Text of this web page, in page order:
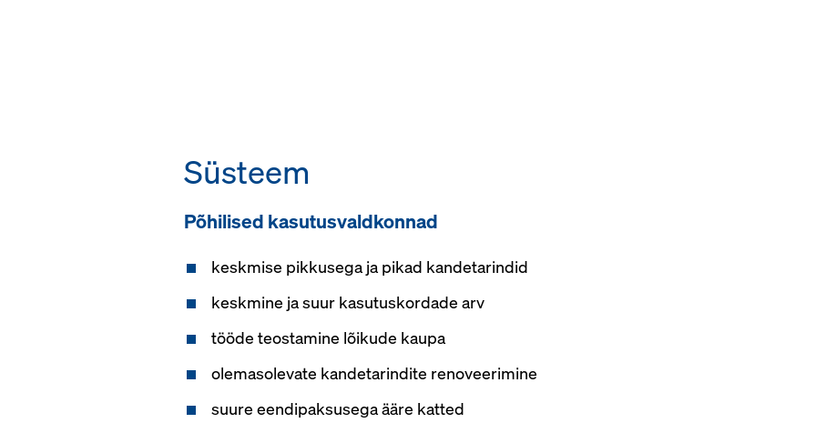
Süsteem
Põhilised kasutusvaldkonnad
keskmise pikkusega ja pikad kandetarindid
keskmine ja suur kasutuskordade arv
tööde teostamine lõikude kaupa
olemasolevate kandetarindite renoveerimine
suure eendipaksusega ääre katted